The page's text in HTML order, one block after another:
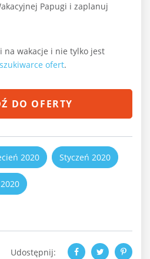
Papugi i zaplanuj
na wakacje i nie tylko jest
ofert.
DO OFERTY
2020 Styczeń 2020
Udostępnij: